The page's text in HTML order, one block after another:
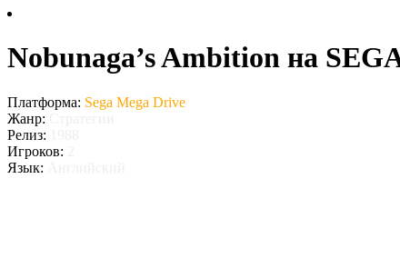
Nobunaga’s Ambition на
Платформа: Sega Mega Drive
Жанр:
Релиз:
Игроков:
Язык: